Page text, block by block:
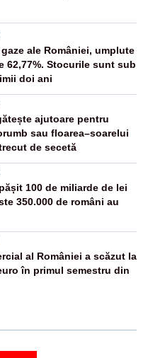
ale României, umplute
62,77%. Stocurile sunt sub
doi ani
ajutoare pentru
sau floarea–soarelui
de secetă
100 de miliarde de lei
350.000 de români au
al României a scăzut la
în primul semestru din